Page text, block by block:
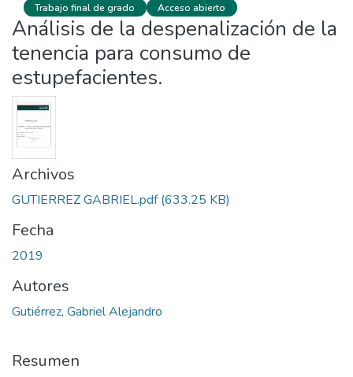
Trabajo final de grado Acceso abierto
Análisis de la despenalización de la
tenencia para consumo de
estupefacientes.
Archivos
GUTIERREZ GABRIEL.pdf(633.25 KB)
Fecha
2019
Autores
Gutiérrez, Gabriel Alejandro
Resumen